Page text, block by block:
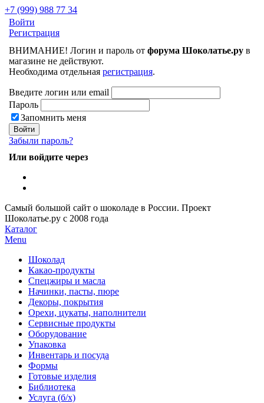
+7 (999) 988 77 34
Войти
Регистрация
ВНИМАНИЕ! Логин и пароль от форума Шоколатье.ру в
магазине не действуют.
Необходима отдельная регистрация.
Введите логин или email
Пароль
Запомнить меня
Забыли пароль?
Или войдите через
Самый большой сайт о шоколаде в России. Проект
Шоколатье.ру с 2008 года
Каталог
Menu
Шоколад
Какао-продукты
Спецжиры и масла
Начинки, пасты, пюре
Декоры, покрытия
Орехи, цукаты, наполнители
Сервисные продукты
Оборудование
Упаковка
Инвентарь и посуда
Формы
Готовые изделия
Библиотека
Услуга (б/х)